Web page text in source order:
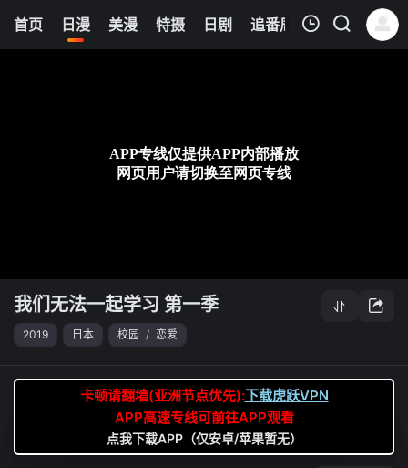
首页 日漫 美漫 特摄 日剧 追番周表 今日更新
0
清空
我们无法一起学习 第一季
2019 日本 校园 / 恋爱
卡顿请翻墙(亚洲节点优先):下载虎跃VPN
APP高速专线可前往APP观看
点我下载APP（仅安卓/苹果暂无）